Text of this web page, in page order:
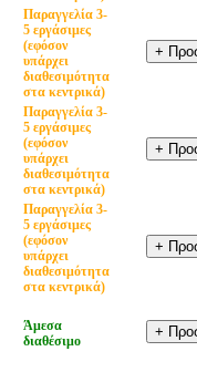
Παραγγελία 3-
5 εργάσιμες
(εφόσον
υπάρχει
διαθεσιμότητα
στα κεντρικά)
Παραγγελία 3-
5 εργάσιμες
(εφόσον
υπάρχει
διαθεσιμότητα
στα κεντρικά)
Παραγγελία 3-
5 εργάσιμες
(εφόσον
υπάρχει
διαθεσιμότητα
στα κεντρικά)
Άμεσα
διαθέσιμο